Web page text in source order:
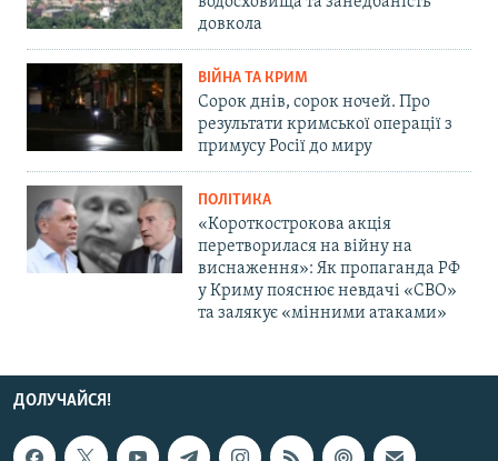
довкола
ВІЙНА ТА КРИМ
Сорок днів, сорок ночей. Про
результати кримської операції з
примусу Росії до миру
ПОЛІТИКА
«Короткострокова акція
перетворилася на війну на
виснаження»: Як пропаганда РФ
у Криму пояснює невдачі «СВО»
та залякує «мінними атаками»
ДОЛУЧАЙСЯ!